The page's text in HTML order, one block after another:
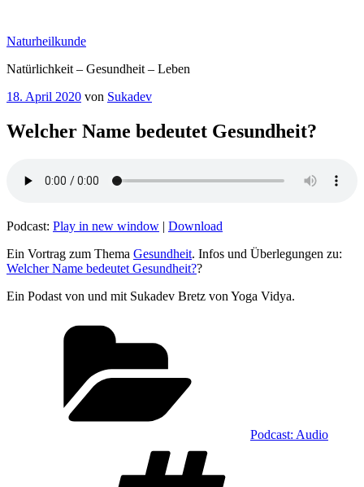
springen
Naturheilkunde
Natürlichkeit – Gesundheit – Leben
Veröffentlicht
18. April 2020 von Sukadev
Welcher Name bedeutet Gesundheit?
Podcast: Play in new window | Download
Ein Vortrag zum Thema Gesundheit. Infos und Überlegungen zu:
Welcher Name bedeutet Gesundheit??
Ein Podast von und mit Sukadev Bretz von Yoga Vidya.
Podcast: Audio